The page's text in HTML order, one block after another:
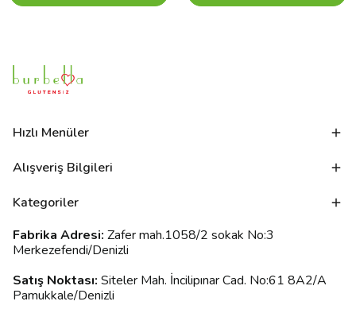
Hızlı Menüler
Alışveriş Bilgileri
Kategoriler
Fabrika Adresi: Zafer mah.1058/2 sokak No:3
Merkezefendi/Denizli
Satış Noktası: Siteler Mah. İncilipınar Cad. No:61 8A2/A
Pamukkale/Denizli